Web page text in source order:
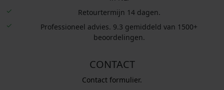
Retourtermijn 14 dagen.
Professioneel advies. 9.3 gemiddeld van 1500+
beoordelingen.
CONTACT
Contact formulier.